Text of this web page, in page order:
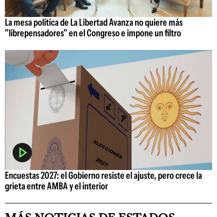
La mesa política de La Libertad Avanza no quiere más
"librepensadores" en el Congreso e impone un filtro
Encuestas 2027: el Gobierno resiste el ajuste, pero crece la
grieta entre AMBA y el interior